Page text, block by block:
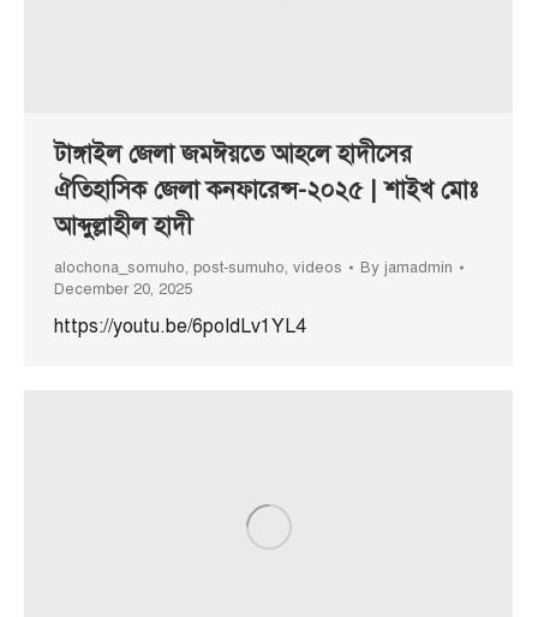
টাঙ্গাইল জেলা জমঈয়তে আহলে হাদীসের
ঐতিহাসিক জেলা কনফারেন্স-২০২৫ | শাইখ মোঃ
আব্দুল্লাহীল হাদী
alochona_somuho, post-sumuho, videos By jamadmin
December 20, 2025
https://youtu.be/6poIdLv1YL4